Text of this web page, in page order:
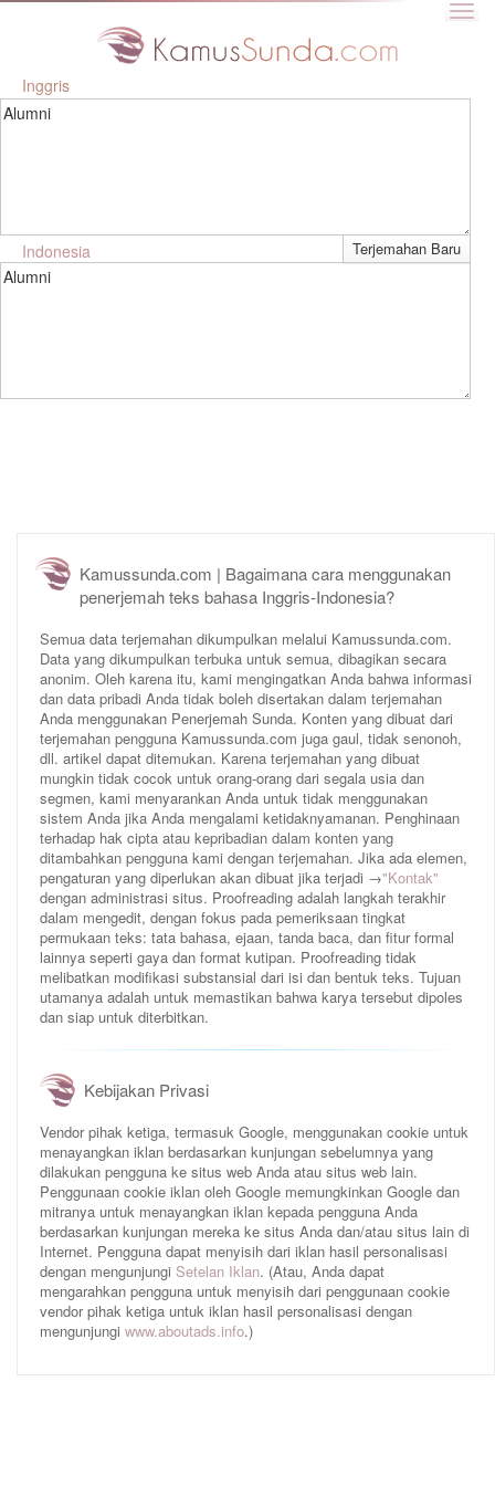
Inggris
Alumni
Indonesia
Alumni
Kamussunda.com | Bagaimana cara menggunakan
penerjemah teks bahasa Inggris-Indonesia?
Semua data terjemahan dikumpulkan melalui Kamussunda.com.
Data yang dikumpulkan terbuka untuk semua, dibagikan secara
anonim. Oleh karena itu, kami mengingatkan Anda bahwa informasi
dan data pribadi Anda tidak boleh disertakan dalam terjemahan
Anda menggunakan Penerjemah Sunda. Konten yang dibuat dari
terjemahan pengguna Kamussunda.com juga gaul, tidak senonoh,
dll. artikel dapat ditemukan. Karena terjemahan yang dibuat
mungkin tidak cocok untuk orang-orang dari segala usia dan
segmen, kami menyarankan Anda untuk tidak menggunakan
sistem Anda jika Anda mengalami ketidaknyamanan. Penghinaan
terhadap hak cipta atau kepribadian dalam konten yang
ditambahkan pengguna kami dengan terjemahan. Jika ada elemen,
pengaturan yang diperlukan akan dibuat jika terjadi →"Kontak"
dengan administrasi situs. Proofreading adalah langkah terakhir
dalam mengedit, dengan fokus pada pemeriksaan tingkat
permukaan teks: tata bahasa, ejaan, tanda baca, dan fitur formal
lainnya seperti gaya dan format kutipan. Proofreading tidak
melibatkan modifikasi substansial dari isi dan bentuk teks. Tujuan
utamanya adalah untuk memastikan bahwa karya tersebut dipoles
dan siap untuk diterbitkan.
Kebijakan Privasi
Vendor pihak ketiga, termasuk Google, menggunakan cookie untuk
menayangkan iklan berdasarkan kunjungan sebelumnya yang
dilakukan pengguna ke situs web Anda atau situs web lain.
Penggunaan cookie iklan oleh Google memungkinkan Google dan
mitranya untuk menayangkan iklan kepada pengguna Anda
berdasarkan kunjungan mereka ke situs Anda dan/atau situs lain di
Internet. Pengguna dapat menyisih dari iklan hasil personalisasi
dengan mengunjungi Setelan Iklan. (Atau, Anda dapat
mengarahkan pengguna untuk menyisih dari penggunaan cookie
vendor pihak ketiga untuk iklan hasil personalisasi dengan
mengunjungi www.aboutads.info.)